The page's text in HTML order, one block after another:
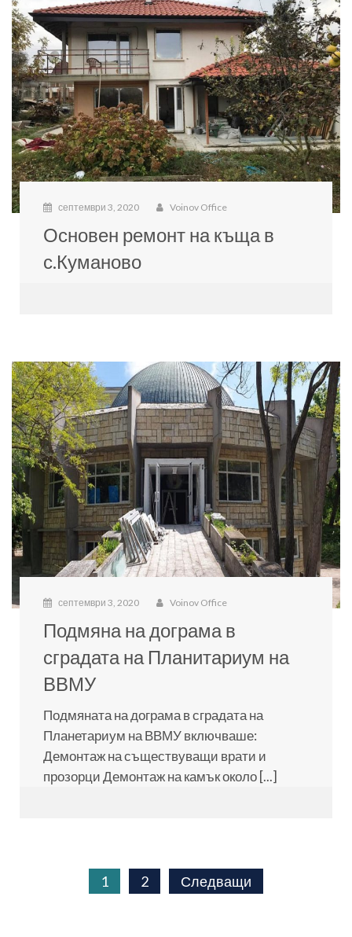
септември 3, 2020 Voinov Office
Основен ремонт на къща в
с.Куманово
септември 3, 2020 Voinov Office
Подмяна на дограма в
сградата на Планитариум на
ВВМУ
Подмяната на дограма в сградата на
Планетариум на ВВМУ включваше:
Демонтаж на съществуващи врати и
прозорци Демонтаж на камък около [...]
Разделяне
1 2 Следващи